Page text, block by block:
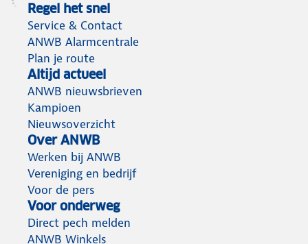
Regel het snel
Service & Contact
ANWB Alarmcentrale
Plan je route
Altijd actueel
ANWB nieuwsbrieven
Kampioen
Nieuwsoverzicht
Over ANWB
Werken bij ANWB
Vereniging en bedrijf
Voor de pers
Voor onderweg
Direct pech melden
ANWB Winkels